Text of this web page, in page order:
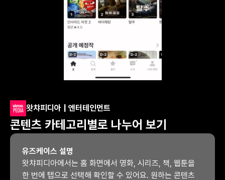
왓챠피디아 | 엔터테인먼트
콘텐츠 카테고리별로 나누어 보기
유즈케이스 설명
왓챠피디아에서는 홈 화면에서 영화, 시리즈, 책, 웹툰을
한 번에 탭으로 선택해 확인할 수 있어요. 원하는 콘텐츠